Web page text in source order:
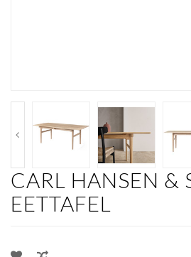
CARL HANSEN
EETTAFEL